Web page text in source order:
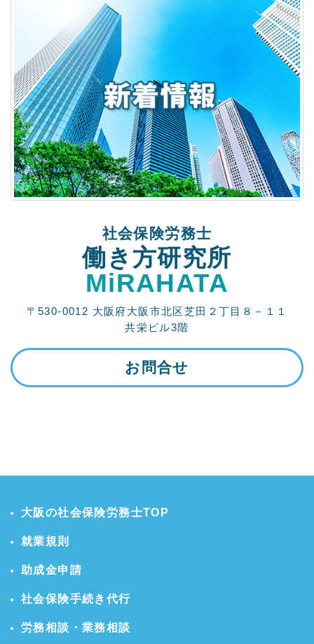
社会保険労務士
働き方研究所
MiRAHATA
〒530-0012 大阪府大阪市北区芝田２丁目８－１１
共栄ビル3階
お問合せ
大阪の社会保険労務士TOP
就業規則
助成金申請
社会保険手続き代行
労務相談・業務相談